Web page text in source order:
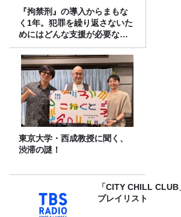
『拘禁刑』の導入からまもな
く1年。犯罪を繰り返さないた
めにはどんな支援が必要なの
か
東京大学・西成教授に聞く、
渋滞の謎！
「CITY CHILL
プレイリスト